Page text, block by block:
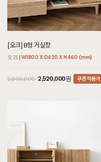
[오크] B형 거실장
오크 | W1800 X D420 X H460 (mm)
2,800,000 2,520,000원 쿠폰적용가